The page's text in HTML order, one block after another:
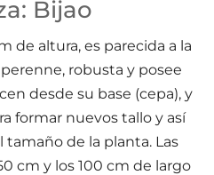
Bijao
de altura, es parecida a la
robusta y posee
desde su base (cepa), y
formar nuevos tallo y así
de la planta. Las
cm y los 100 cm de largo